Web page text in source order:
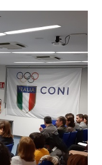
nello sport”. A